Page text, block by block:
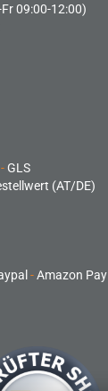
09:00-12:00)
-GLS
(AT/DE)
-Amazon Pay